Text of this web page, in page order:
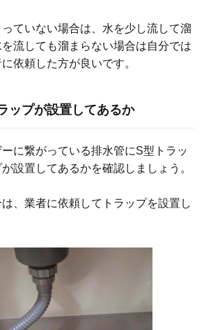
っていない場合は、水を少し流して溜
流しても溜まらない場合は自分では
依頼した方が良いです。
ップが設置してあるか
に繋がっている排水管にS型トラッ
設置してあるかを確認しましょう。
は、業者に依頼してトラップを設置し